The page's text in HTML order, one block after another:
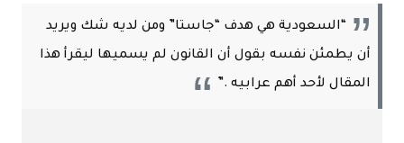
“السعودية هي هدف “جاستا” ومن لديه شك ويريد
أن يطمئن نفسه بقول أن القانون لم يسميها ليقرأ هذا
المقال لأحد أهم عرابيه .”